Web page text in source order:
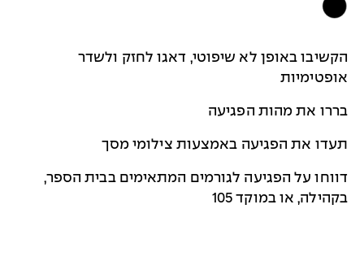
הקשיבו באופן לא שיפוטי, דאגו לחזק ולשדר
אופטימיות
בררו את מהות הפגיעה
תעדו את הפגיעה באמצעות צילומי מסך
דווחו על הפגיעה לגורמים המתאימים בבית הספר,
בקהילה, או במוקד 105